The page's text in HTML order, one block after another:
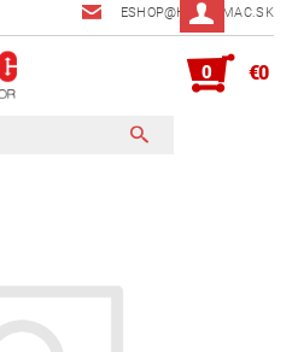
ESHOP@HYDRAMAC.SK
0 €0